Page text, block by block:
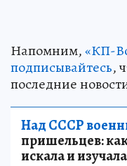
Напомним,«КП-
подписывайтесь,
последние
Над СССР
пришельцев:
искала и